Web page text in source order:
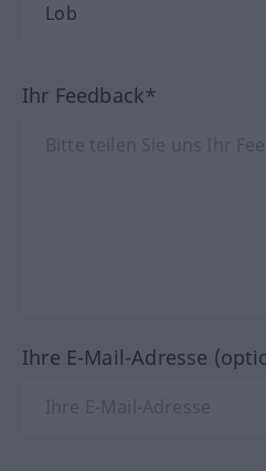
Ihr Feedback*
Ihre E-Mail-Adresse